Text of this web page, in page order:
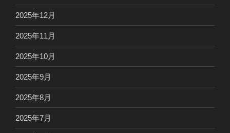
2025年12月
2025年11月
2025年10月
2025年9月
2025年8月
2025年7月